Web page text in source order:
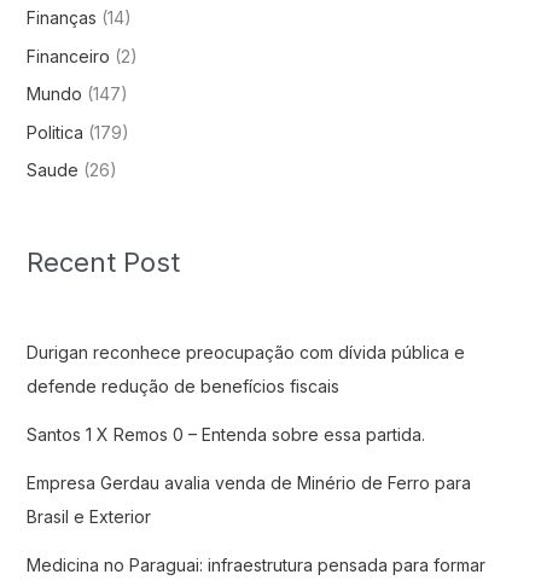
Finanças (14)
Financeiro (2)
Mundo (147)
Politica (179)
Saude (26)
Recent Post
Durigan reconhece preocupação com dívida pública e
defende redução de benefícios fiscais
Santos 1 X Remos 0 – Entenda sobre essa partida.
Empresa Gerdau avalia venda de Minério de Ferro para
Brasil e Exterior
Medicina no Paraguai: infraestrutura pensada para formar